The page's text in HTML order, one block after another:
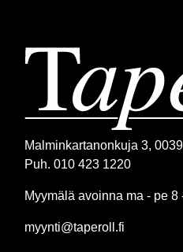
Malminkartanonkuja 3,
Puh. 010 423 1220
Myymälä avoinna ma - pe 8
myynti@taperoll.fi